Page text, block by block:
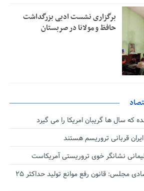
برگزاری نشست ادبی بزرگداشت
حافظ و مولانا در صربستان
که سال ها گریبان امریکا را می گیرد
قربانی تروریسم هستند
نشانگر خوی تروریستی آمریکاست
سخنگوی کمیسیون اقتصادی مجلس: قانون رفع موانع تولید حداکثر ۲۵